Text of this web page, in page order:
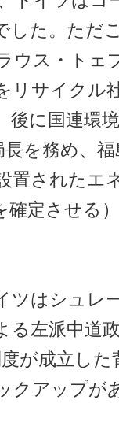
した。ただ
ウス・トェ
リサイクル
後に国連環
長を務め、
置されたエ
確定させる
ツはシュレ
る左派中道
が成立した
クアップが